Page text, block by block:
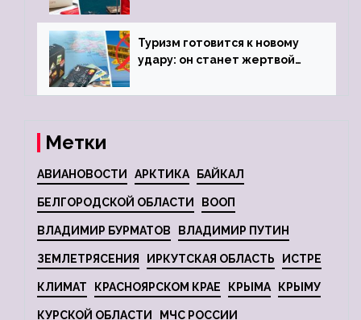
Туризм готовится к новому
удару: он станет жертвой
Метки
АВИАНОВОСТИ АРКТИКА БАЙКАЛ
БЕЛГОРОДСКОЙ ОБЛАСТИ ВООП
ВЛАДИМИР БУРМАТОВ ВЛАДИМИР ПУТИН
ЗЕМЛЕТРЯСЕНИЯ ИРКУТСКАЯ ОБЛАСТЬ ИСТРЕ
КЛИМАТ КРАСНОЯРСКОМ КРАЕ КРЫМА КРЫМУ
КУРСКОЙ ОБЛАСТИ МЧС РОССИИ